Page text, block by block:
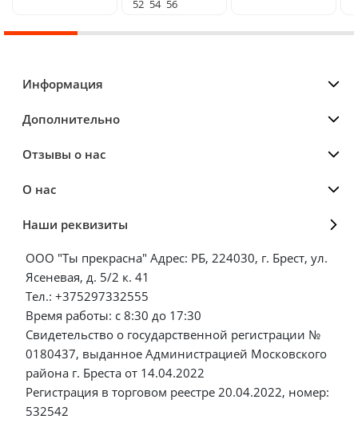
52 54 56
Информация
Дополнительно
Отзывы о нас
О нас
Наши реквизиты
ООО "Ты прекрасна" Адрес: РБ, 224030, г. Брест, ул.
Ясеневая, д. 5/2 к. 41
Тел.: +375297332555
Время работы: с 8:30 до 17:30
Свидетельство о государственной регистрации №
0180437, выданное Администрацией Московского
района г. Бреста от 14.04.2022
Регистрация в торговом реестре 20.04.2022, номер:
532542